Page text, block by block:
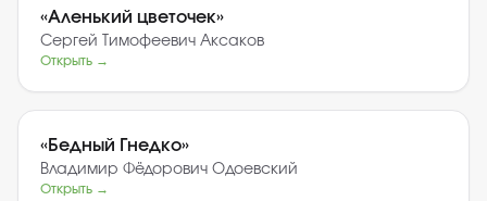
«Аленький цветочек»
Сергей Тимофеевич Аксаков
Открыть →
«Бедный Гнедко»
Владимир Фёдорович Одоевский
Открыть →